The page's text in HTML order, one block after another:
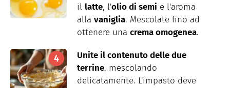
il latte, l'olio di semi e l'aroma
alla vaniglia. Mescolate fino ad
ottenere una crema omogenea.
Unite il contenuto delle due
terrine, mescolando
delicatamente. L'impasto deve